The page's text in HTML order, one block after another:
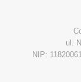
ul.
NIP: